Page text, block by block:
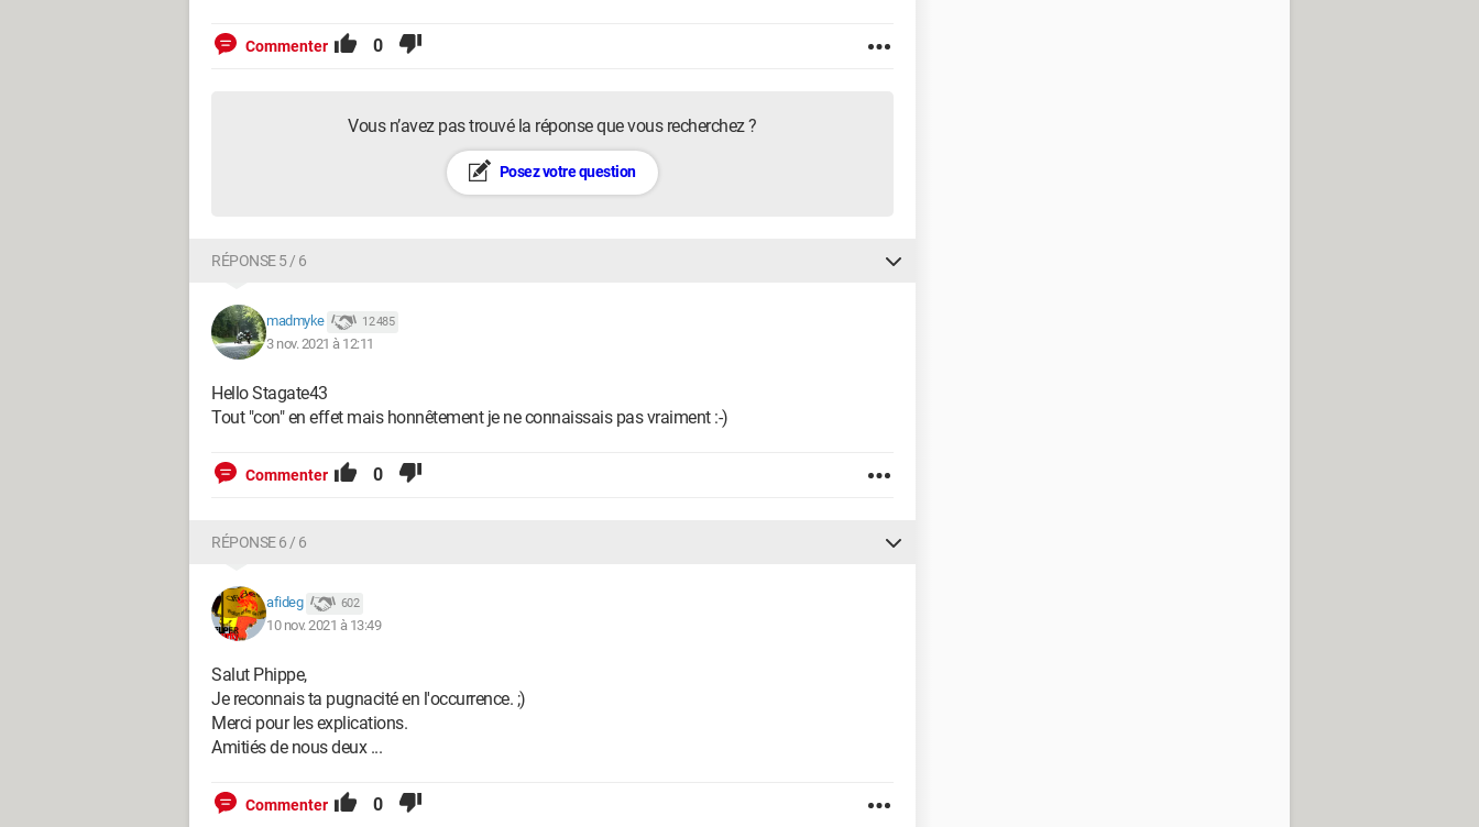
Commenter 0
Vous n’avez pas trouvé la réponse que vous recherchez ?
Posez votre question
RÉPONSE 5 / 6
madmyke 12 485
3 nov. 2021 à 12:11
Hello Stagate43
Tout "con" en effet mais honnêtement je ne connaissais pas vraiment :-)
Commenter 0
RÉPONSE 6 / 6
afideg 602
10 nov. 2021 à 13:49
Salut Phippe,
Je reconnais ta pugnacité en l'occurrence. ;)
Merci pour les explications.
Amitiés de nous deux ...
Commenter 0